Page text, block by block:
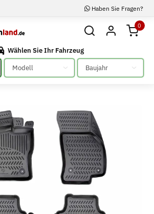
Haben Sie Fragen?
0
Wählen Sie Ihr Fahrzeug
Bitte auswählen Bitte auswählen